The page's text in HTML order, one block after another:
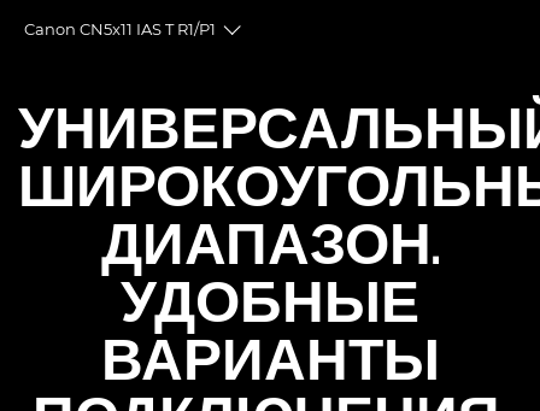
Canon CN5x11 IAS T R1/P1
Toggle breadcrumbs
Технические характеристики
ДИАПАЗОН.
УДОБНЫЕ
ВАРИАНТЫ